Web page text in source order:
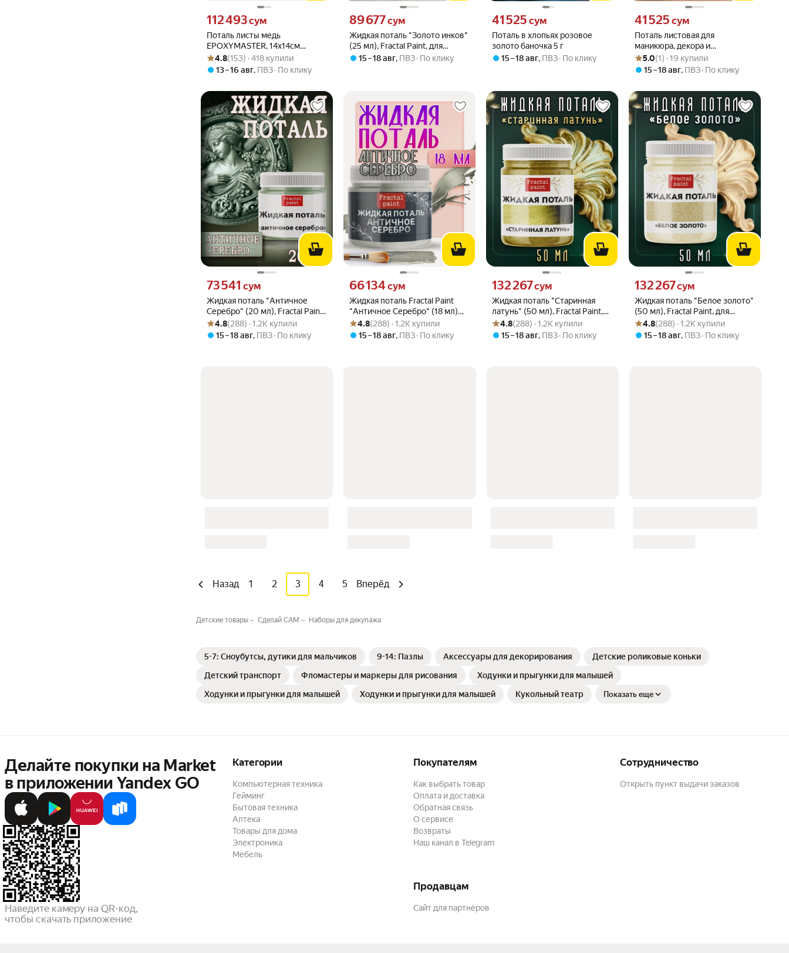
Поталь листы медь
EPOXYMASTER, 14х14см
(25шт)
Цена 112493 сум вместо
112 493сум
Рейтинг товара: 4.8 из 5
Оценок: (153) · 418 купили
4.8(153) · 418 купили
13 – 16 авг, ПВЗ По клику
Жидкая поталь "Золото инков"
(25 мл), Fractal Paint, для
творчества
Цена 89677 сум вместо
89 677сум
15 – 18 авг, ПВЗ По клику
Поталь в хлопьях розовое
золото баночка 5 г
Цена 41525 сум вместо
41 525 сум
15 – 18 авг, ПВЗ По клику
Поталь листовая для
маникюра, декора и
творчества 8х8,5 см золото
100 листов
Цена 41525 сум вместо
41 525 сум
Рейтинг товара: 5.0 из 5
Оценок: (1) · 19 купили
5.0(1) · 19 купили
15 – 18 авг, ПВЗ По клику
Жидкая поталь "Античное
Серебро" (20 мл), Fractal Paint,
для имитации металлического
эффекта
Цена 73541 сум вместо
73 541 сум
Рейтинг товара: 4.8 из 5
Оценок: (288) · 1.2K купили
4.8(288) · 1.2K купили
15 – 18 авг, ПВЗ По клику
Жидкая поталь Fractal Paint
"Античное Серебро" (18 мл)
для творчества и декора
Цена 66134 сум вместо
66 134 сум
Рейтинг товара: 4.8 из 5
Оценок: (288) · 1.2K купили
4.8(288) · 1.2K купили
15 – 18 авг, ПВЗ По клику
Жидкая поталь "Старинная
латунь" (50 мл), Fractal Paint,
для имитации металлического
эффекта
Цена 132267 сум вместо
132 267сум
Рейтинг товара: 4.8 из 5
Оценок: (288) · 1.2K купили
4.8(288) · 1.2K купили
15 – 18 авг, ПВЗ По клику
Жидкая поталь "Белое золото"
(50 мл), Fractal Paint, для
творчества
Цена 132267 сум вместо
132 267сум
Рейтинг товара: 4.8 из 5
Оценок: (288) · 1.2K купили
4.8(288) · 1.2K купили
15 – 18 авг, ПВЗ По клику
Назад 1 2 3 4 5 Вперёд
Детские товары Сделай САМ Наборы для декупажа
5-7: Сноубутсы, дутики для мальчиков 9-14: Пазлы Аксессуары для декорирования
Детские роликовые коньки
Детский транспорт
Фломастеры и маркеры для рисования
Ходунки и прыгунки для малышей
Ходунки и прыгунки для малышей
Ходунки и прыгунки для малышей Кукольный театр Показать еще
Делайте покупки на Market
в приложении Yandex GO
Наведите камеру на QR-код,
чтобы скачать приложение
Категории
Компьютерная техника
Гейминг
Бытовая техника
Аптека
Товары для дома
Электроника
Мебель
Покупателям
Как выбрать товар
Оплата и доставка
Обратная связь
О сервисе
Возвраты
Наш канал в Telegram
Сотрудничество
Открыть пункт выдачи заказов
Продавцам
Сайт для партнёров